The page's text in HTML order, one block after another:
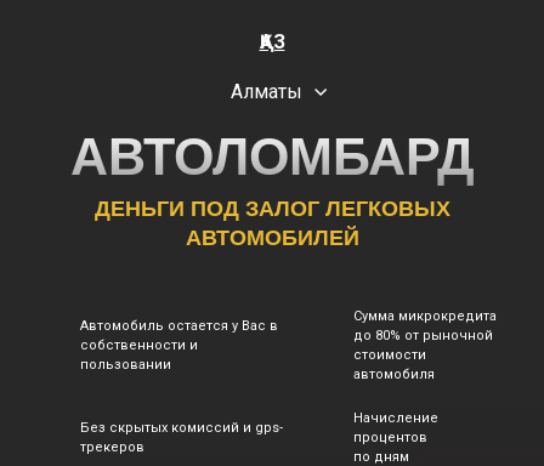
ҚАЗ
Алматы
АВТОЛОМБАРД
ДЕНЬГИ ПОД ЗАЛОГ ЛЕГКОВЫХ
АВТОМОБИЛЕЙ
Автомобиль остается у Вас в
собственности и
пользовании
Сумма микрокредита
до 80% от рыночной
стоимости
автомобиля
Без скрытых комиссий и gps-
трекеров
Начисление
процентов
по дням